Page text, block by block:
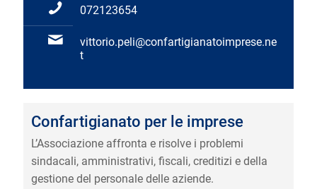
072123654
vittorio.peli@confartigianatoimprese.ne
t
Confartigianato per le imprese
L’Associazione affronta e risolve i problemi
sindacali, amministrativi, fiscali, creditizi e della
gestione del personale delle aziende.